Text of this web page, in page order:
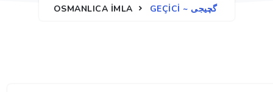
OSMANLICA İMLA GEÇICI ~ گچیجی